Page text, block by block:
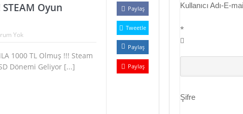
Boya Link – Elgato Wave ve Rode VideoMicro
Ekran Kartı Geliyor! Intel Arc A580 ve Thermal Throttling Çözümü
(19.999 TL – İNCEHESAP 15.YIL Özel Oyun Bilgisayarı)
Oyun
Yok
1000 TL Olmuş !!! Steam
Dönemi Geliyor [...]
Paylaş
Tweetle
Paylaş
Paylaş
Kullanıcı Adı-E-
*
Şifre